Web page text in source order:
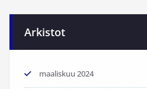
Arkistot
maaliskuu 2024